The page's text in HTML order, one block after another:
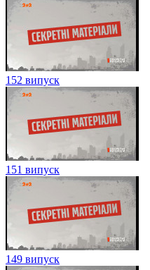
152 випуск
151 випуск
149 випуск